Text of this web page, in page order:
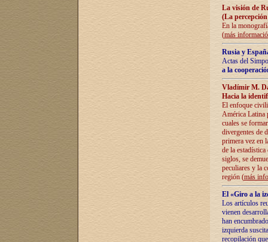
La visión de
(La
En la
(más
Rusia y
Actas del
a la
Vladímir M.
Hacia la
El enfoque
América Latina
cuales se
divergentes de
primera vez en
de la
siglos, se
peculiares y la
región (más
El «Giro a la
Los artículos
vienen
han
izquierda
recopilación